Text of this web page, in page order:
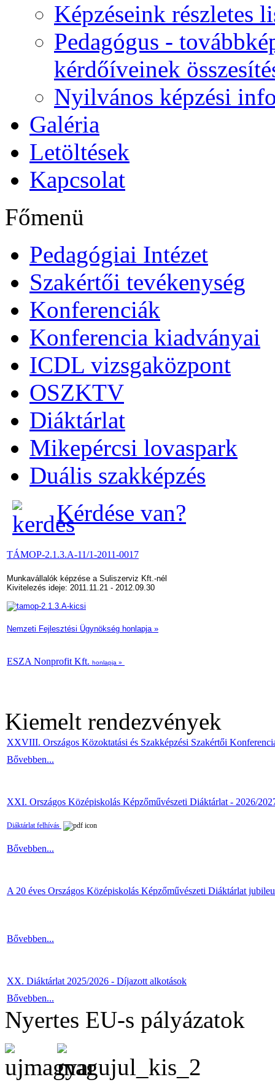
Képzéseink részletes
Pedagógus -
kérdőíveinek
Nyilvános képzési
Galéria
Letöltések
Kapcsolat
Főmenü
Pedagógiai Intézet
Szakértői tevékenység
Konferenciák
Konferencia kiadványai
ICDL vizsgaközpont
OSZKTV
Diáktárlat
Mikepércsi lovaspark
Duális szakképzés
Kérdése van?
TÁMOP-2.1.3.A-11/1-2011-0017
Munkavállalók képzése a Suliszerviz Kft.-nél
Kivitelezés ideje: 2011.11.21 - 2012.09.30
Nemzeti Fejlesztési Ügynökség honlapja »
ESZA Nonprofit Kft. honlapja »
Kiemelt rendezvények
XXVIII. Országos Közoktatási és Szakképzési Szakértői
Bővebben...
XXI. Országos Középiskolás Képzőművészeti Diáktárlat - 2026/
Diáktárlat felhívás
Bővebben...
A 20 éves Országos Középiskolás Képzőművészeti Diáktárlat
Bővebben...
XX. Diáktárlat 2025/2026 - Díjazott alkotások
Bővebben...
Nyertes EU-s pályázatok